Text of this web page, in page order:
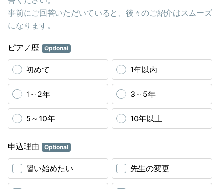
事前にご回答いただいていると、後々のご紹介はスムーズ
になります。
ピアノ歴 Optional
初めて 1年以内
1～2年 3～5年
5～10年 10年以上
申込理由 Optional
習い始めたい 先生の変更